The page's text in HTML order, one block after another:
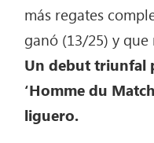
más regates
ganó (13/25) y que
Un debut triunfal
‘Homme du
liguero.